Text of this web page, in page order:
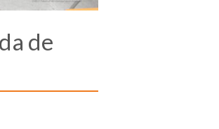
de